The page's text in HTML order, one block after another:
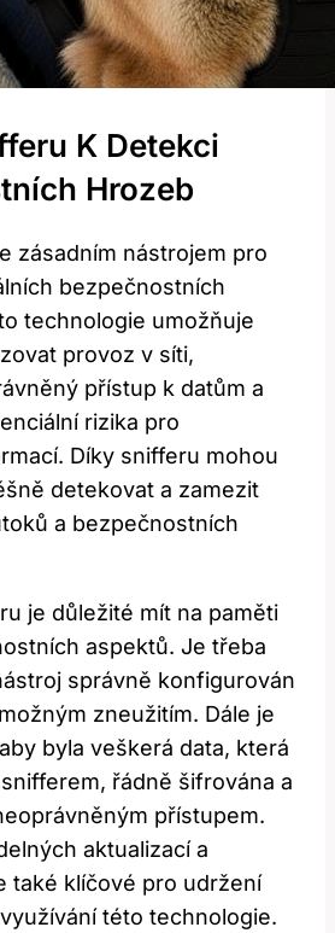
K Detekci
Hrozeb
zásadním nástrojem pro
bezpečnostních
technologie umožňuje
provoz v síti,
přístup k datům a
rizika pro
Díky snifferu mohou
detekovat a zamezit
a bezpečnostních
je důležité mít na paměti
aspektů. Je třeba
správně konfigurován
zneužitím. Dále je
byla veškerá data, která
řádně šifrována a
přístupem.
aktualizací a
také klíčové pro udržení
této technologie.